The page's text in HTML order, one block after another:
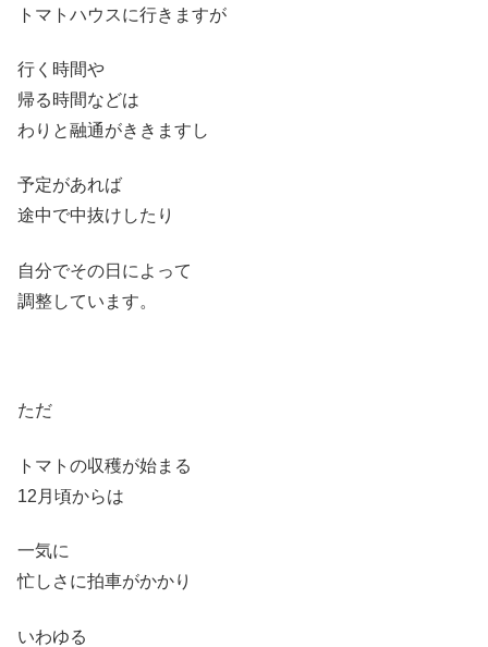
トマトハウスに行きますが
行く時間や
帰る時間などは
わりと融通がききますし
予定があれば
途中で中抜けしたり
自分でその日によって
調整しています。
ただ
トマトの収穫が始まる
12月頃からは
一気に
忙しさに拍車がかかり
いわゆる